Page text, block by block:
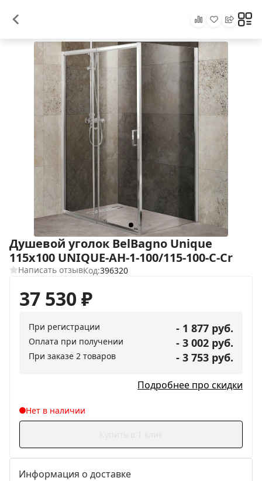
Душевой уголок BelBagno Unique
115х100 UNIQUE-AH-1-100/115-100-C-Cr
Написать отзывКод:396320
37 530₽
При регистрации - 1 877 руб.
Оплата при получении - 3 002 руб.
При заказе 2 товаров - 3 753 руб.
Подробнее про скидки
Нет в наличии
Информация о доставке